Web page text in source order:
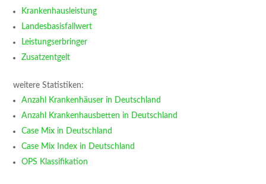
Krankenhausleistung
Landesbasisfallwert
Leistungserbringer
Zusatzentgelt
weitere Statistiken:
Anzahl Krankenhäuser in Deutschland
Anzahl Krankenhausbetten in Deutschland
Case Mix in Deutschland
Case Mix Index in Deutschland
OPS Klassifikation